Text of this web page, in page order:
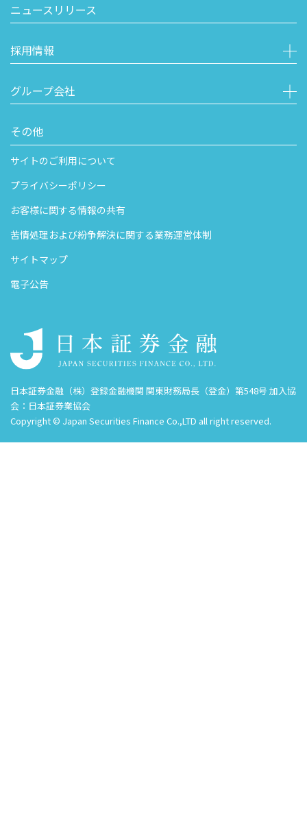
ニュースリリース
採用情報
グループ会社
その他
サイトのご利用について
プライバシーポリシー
お客様に関する情報の共有
苦情処理および紛争解決に関する業務運営体制
サイトマップ
電子公告
日本証券金融（株）登録金融機関 関東財務局長（登金）第548号 加入協
会：日本証券業協会
Copyright © Japan Securities Finance Co.,LTD all right reserved.